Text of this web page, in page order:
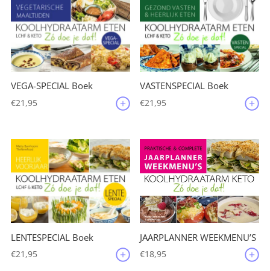
VEGA-SPECIAL Boek
€21,95
VASTENSPECIAL Boek
€21,95
LENTESPECIAL Boek
€21,95
JAARPLANNER WEEKMENU’S
€18,95